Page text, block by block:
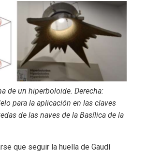
de un hiperboloide. Derecha:
para la aplicación en las claves
de las naves de la Basílica de la
que seguir la huella de Gaudí